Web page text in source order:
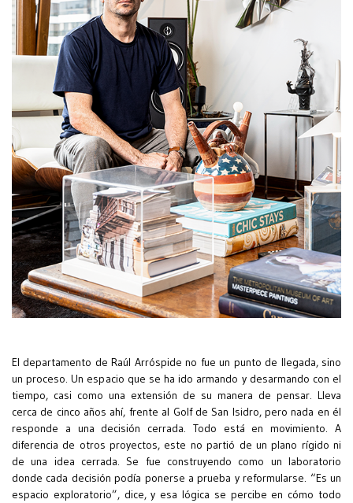
El departamento de Raúl Arróspide no fue un punto de llegada, sino
un proceso. Un espacio que se ha ido armando y desarmando con el
tiempo, casi como una extensión de su manera de pensar. Lleva
cerca de cinco años ahí, frente al Golf de San Isidro, pero nada en él
responde a una decisión cerrada. Todo está en movimiento. A
diferencia de otros proyectos, este no partió de un plano rígido ni
de una idea cerrada. Se fue construyendo como un laboratorio
donde cada decisión podía ponerse a prueba y reformularse. “Es un
espacio exploratorio”, dice, y esa lógica se percibe en cómo todo